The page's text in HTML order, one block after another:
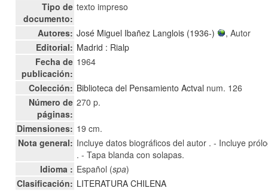
Tipo de
documento:
texto impreso
Autores: José Miguel Ibañez Langlois (1936-)
, Autor
Editorial: Madrid : Rialp
Fecha de
publicación:
1964
Colección: Biblioteca del Pensamiento Actval num. 126
Número de
páginas:
270 p.
Dimensiones: 19 cm.
Nota general: Incluye datos biográficos del autor . - Incluye
. - Tapa blanda con solapas.
Idioma : Español (spa)
Clasificación: LITERATURA CHILENA